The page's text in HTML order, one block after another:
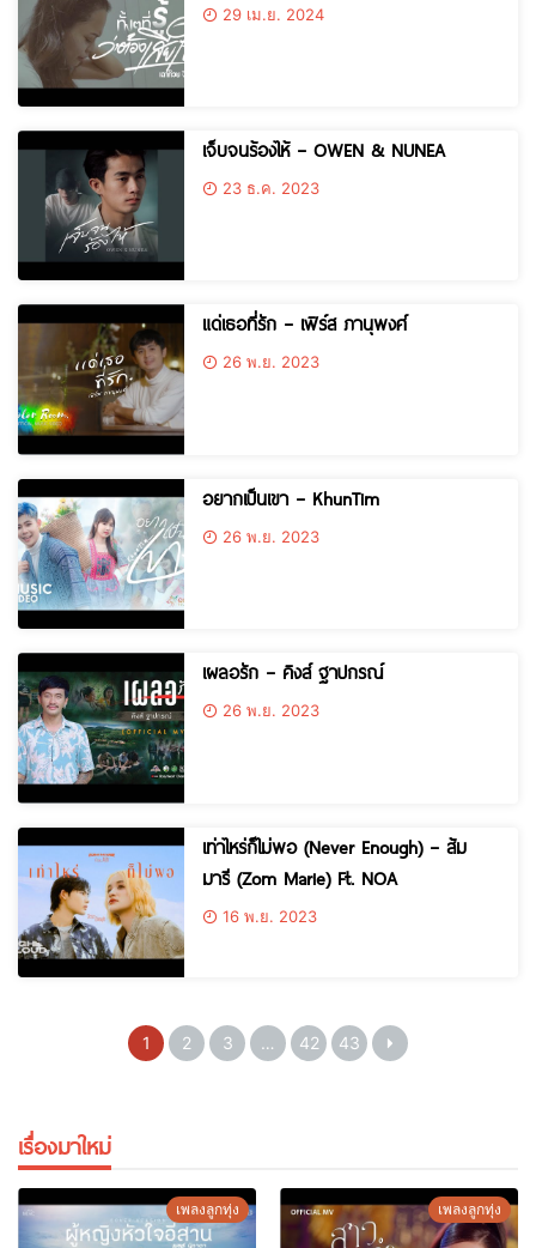
29 เม.ย. 2024
เจ็บจนร้องไห้ – OWEN & NUNEA
23 ธ.ค. 2023
แด่เธอที่รัก – เฟิร์ส ภานุพงศ์
26 พ.ย. 2023
อยากเป็นเขา – KhunTim
26 พ.ย. 2023
เผลอรัก – คิงส์ ฐาปกรณ์
26 พ.ย. 2023
เท่าไหร่ก็ไม่พอ (Never Enough) – ส้ม
มารี (Zom Marie) Ft. NOA
16 พ.ย. 2023
1 2 3 … 42 43
เรื่องมาใหม่
เพลงลูกทุ่ง เพลงลูกทุ่ง